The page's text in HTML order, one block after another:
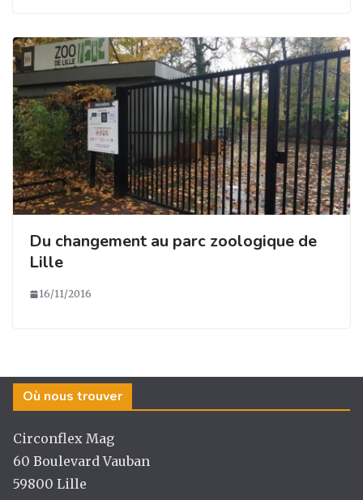
Du changement au parc zoologique de
Lille
16/11/2016
Où nous trouver
Circonflex Mag
60 Boulevard Vauban
59800 Lille